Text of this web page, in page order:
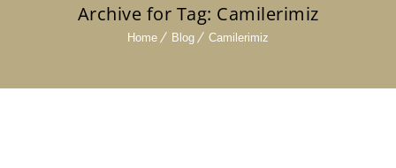
Archive for Tag: Camilerimiz
Home Blog Camilerimiz